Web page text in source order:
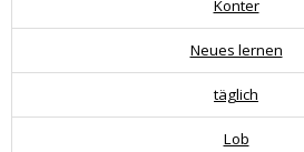
Konter
Neues lernen
täglich
Lob